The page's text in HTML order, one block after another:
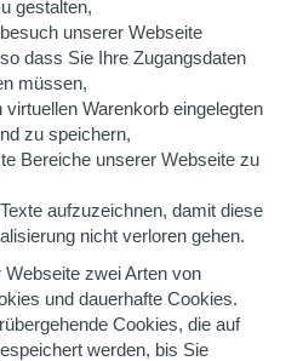
gestalten,
unserer Webseite
dass Sie Ihre Zugangsdaten
müssen,
virtuellen Warenkorb eingelegten
zu speichern,
Bereiche unserer Webseite zu
aufzuzeichnen, damit diese
nicht verloren gehen.
zwei Arten von
und dauerhafte Cookies.
Cookies, die auf
werden, bis Sie